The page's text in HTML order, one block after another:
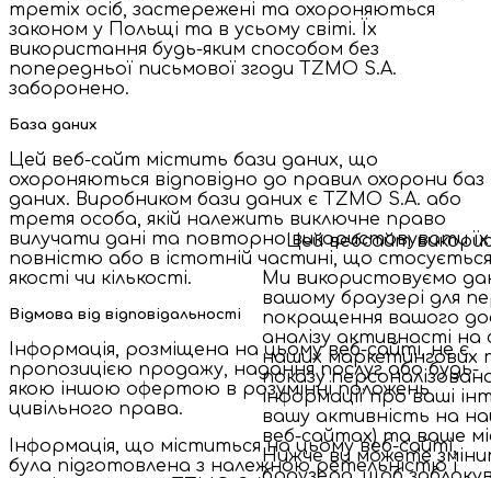
третіх осіб, застережені та охороняються
законом у Польщі та в усьому світі. Їх
використання будь-яким способом без
попередньої письмової згоди TZMO S.A.
заборонено.
База даних
Цей веб-сайт містить бази даних, що
охороняються відповідно до правил охорони баз
даних. Виробником бази даних є TZMO S.A. або
третя особа, якій належить виключне право
вилучати дані та повторно використовувати їх
повністю або в істотній частині, що стосується
якості чи кількості.
Відмова від відповідальності
Інформація, розміщена на цьому веб-сайті, не є
пропозицією продажу, надання послуг або будь-
якою іншою офертою в розумінні положень
цивільного права.
Інформація, що міститься на цьому веб-сайті,
була підготовлена з належною ретельністю і
Цей вебсайт
Ми використовуємо
вашому браузері для
покращення вашого
аналізу активності на
наших маркетингових
показу
інформації про ваші
вашу активність на
веб-сайтах) та ваше
Нижче ви можете